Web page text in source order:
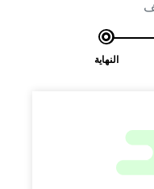
النهاية